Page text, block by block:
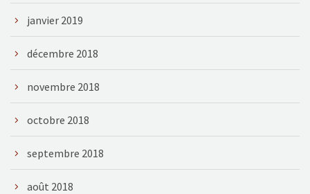
janvier 2019
décembre 2018
novembre 2018
octobre 2018
septembre 2018
août 2018